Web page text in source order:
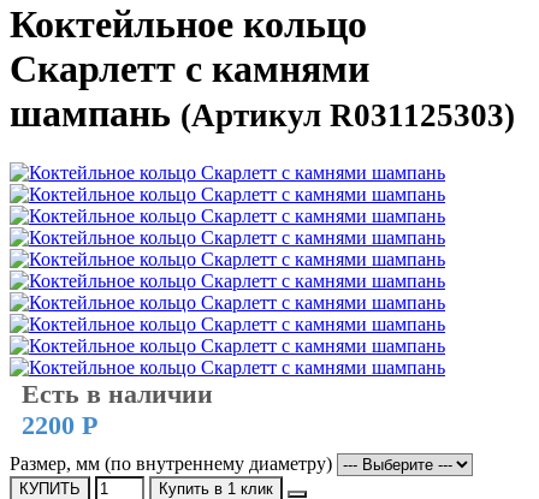
Коктейльное кольцо
Скарлетт с камнями
шампань (Артикул R031125303)
Есть в наличии
2200 Р
Размер, мм (по внутреннему диаметру)
КУПИТЬ Купить в 1 клик